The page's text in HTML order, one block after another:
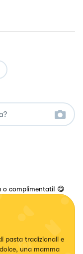
complimentati! 😋
pasta tradizionali e
una mamma